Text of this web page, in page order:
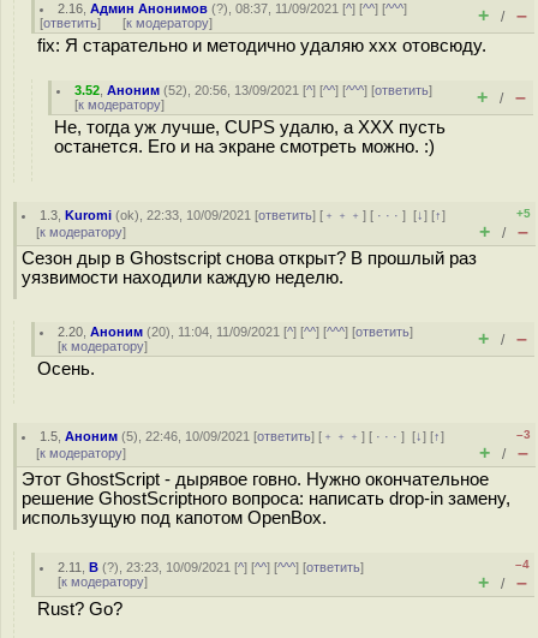
2.16 ,Админ Анонимов (?), 08:37, 11/09/2021 [^] [^^] [^^^]
[ответить] [к модератору] + / –
fix: Я старательно и методично удаляю xxx отовсюду.
3.52 ,Аноним (52), 20:56, 13/09/2021 [^] [^^] [^^^] [ответить]
[к модератору] + / –
Не, тогда уж лучше, CUPS удалю, а XXX пусть
останется. Его и на экране смотреть можно. :)
1.3 ,Kuromi (ok), 22:33, 10/09/2021 [ответить] [ ﹢﹢﹢] [ · · ·][↓] [↑]
[к модератору]
+5
+ / –
Сезон дыр в Ghostscript снова открыт? В прошлый раз
уязвимости находили каждую неделю.
2.20 ,Аноним (20), 11:04, 11/09/2021 [^] [^^] [^^^] [ответить]
[к модератору] + / –
Осень.
1.5 ,Аноним (5), 22:46, 10/09/2021 [ответить] [ ﹢﹢﹢] [ · · ·][↓] [↑]
[к модератору]
–3
+ / –
Этот GhostScript - дырявое говно. Нужно окончательное
решение GhostScriptного вопроса: написать drоp-in замену,
использущую под капотом OpenBox.
2.11 ,B (?), 23:23, 10/09/2021 [^] [^^] [^^^] [ответить]
[к модератору]
–4
+ / –
Rust? Go?